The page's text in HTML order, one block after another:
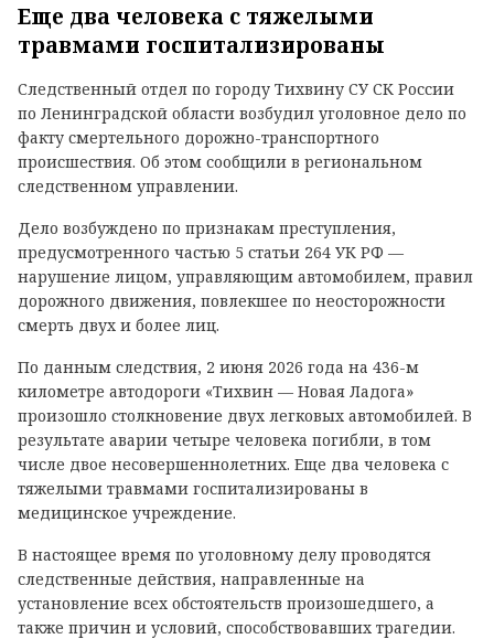
Еще два человека с тяжелыми
травмами госпитализированы
Следственный отдел по городу Тихвину СУ СК России
по Ленинградской области возбудил уголовное дело по
факту смертельного дорожно-транспортного
происшествия. Об этом сообщили в региональном
следственном управлении.
Дело возбуждено по признакам преступления,
предусмотренного частью 5 статьи 264 УК РФ —
нарушение лицом, управляющим автомобилем, правил
дорожного движения, повлекшее по неосторожности
смерть двух и более лиц.
По данным следствия, 2 июня 2026 года на 436-м
километре автодороги «Тихвин — Новая Ладога»
произошло столкновение двух легковых автомобилей. В
результате аварии четыре человека погибли, в том
числе двое несовершеннолетних. Еще два человека с
тяжелыми травмами госпитализированы в
медицинское учреждение.
В настоящее время по уголовному делу проводятся
следственные действия, направленные на
установление всех обстоятельств произошедшего, а
также причин и условий, способствовавших трагедии.